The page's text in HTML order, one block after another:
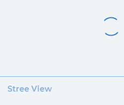
Stree View